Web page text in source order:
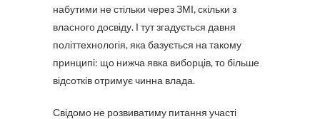
набутими не стільки через ЗМІ, скільки з
власного досвіду. І тут згадується давня
політтехнологія, яка базується на такому
принципі: що нижча явка виборців, то більше
відсотків отримує чинна влада.
Свідомо не розвиватиму питання участі